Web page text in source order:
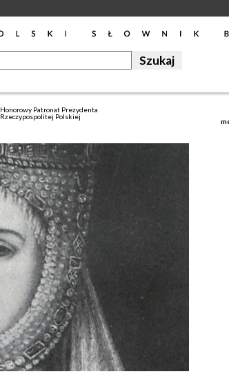
Honorowy Patronat Prezydenta
Rzeczypospolitej Polskiej